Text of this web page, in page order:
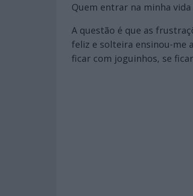
Quem entrar na minha
A questão é que as
feliz e solteira ensinou-me
ficar com joguinhos, se